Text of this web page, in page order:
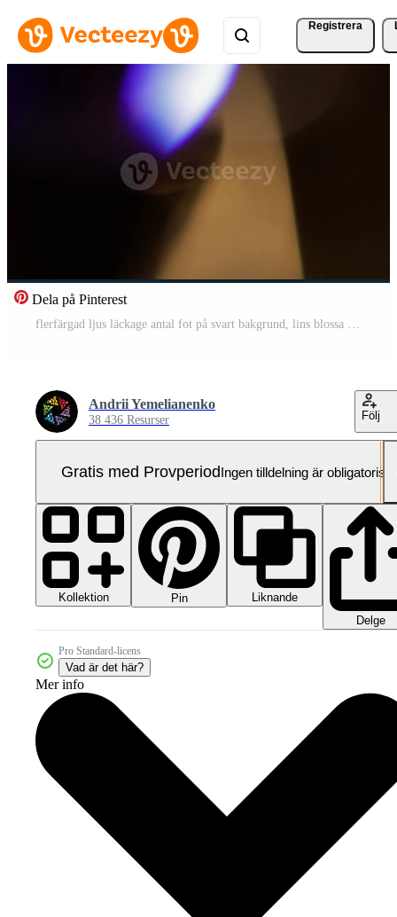
Registrera
Dela på Pinterest
flerfärgad ljus läckage antal fot på svart bakgrund, lins blossa läcka brista överlägg övergångar Pro Video
Andrii Yemelianenko
38 436 Resurser Följ
Gratis med ProvperiodIngen tilldelning är obligatorisk
Kollektion Pin
Liknande
Delge
Pro Standard-licens
Vad är det här?
Mer info